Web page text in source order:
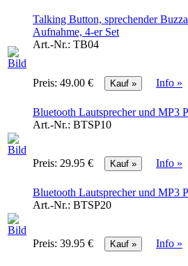
Talking Button, sprechender
Aufnahme, 4-er Set
Art.-Nr.: TB04
Preis: 49.00 € Info »
Bluetooth Lautsprecher und MP3
Art.-Nr.: BTSP10
Preis: 29.95 € Info »
Bluetooth Lautsprecher und MP3
Art.-Nr.: BTSP20
Preis: 39.95 € Info »